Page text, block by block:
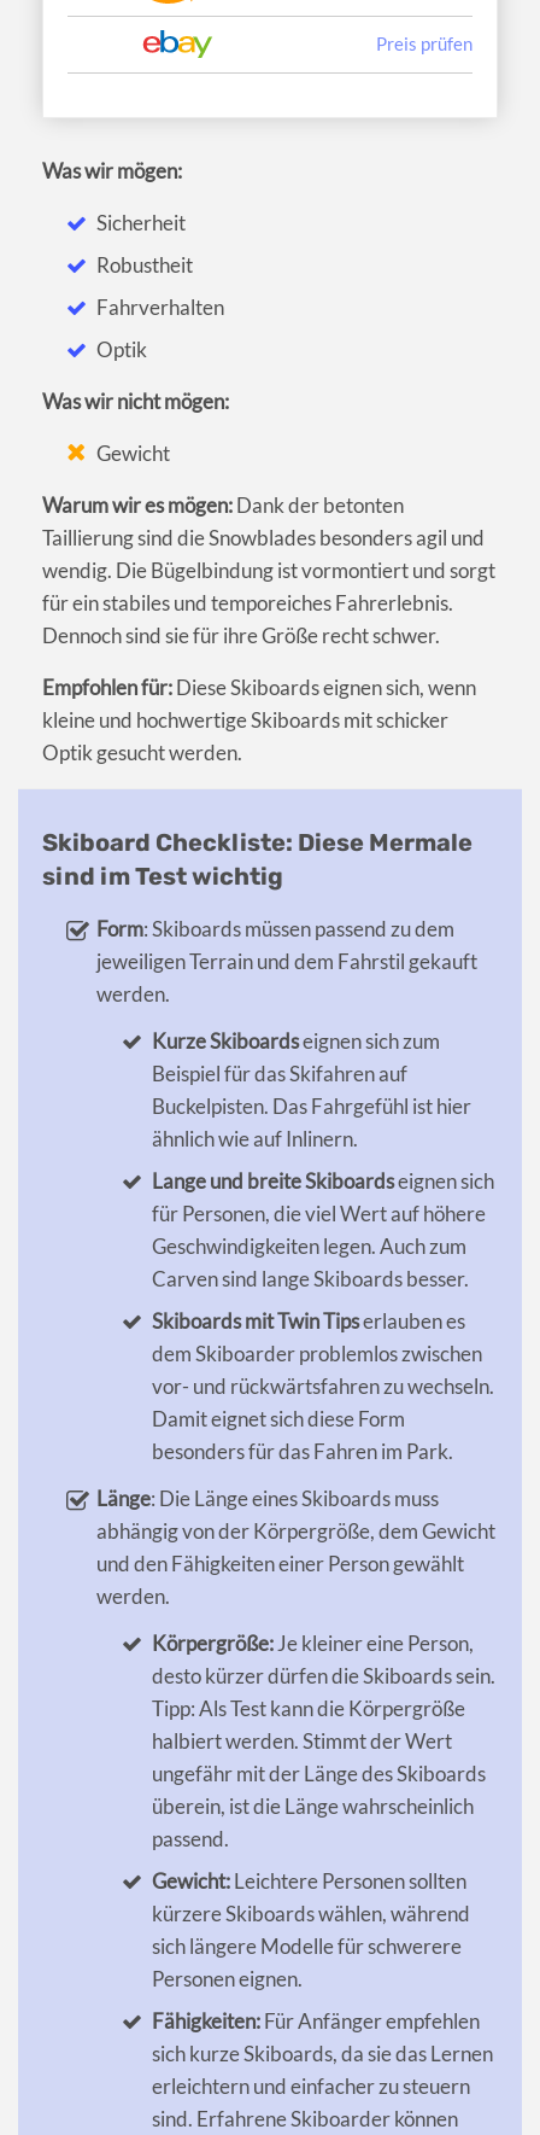
Preis prüfen
Was wir mögen:
Sicherheit
Robustheit
Fahrverhalten
Optik
Was wir nicht mögen:
Gewicht
Warum wir es mögen:Dank der betonten
Taillierung sind die Snowblades besonders agil und
wendig. Die Bügelbindung ist vormontiert und sorgt
für ein stabiles und temporeiches Fahrerlebnis.
Dennoch sind sie für ihre Größe recht schwer.
Empfohlen für:Diese Skiboards eignen sich, wenn
kleine und hochwertige Skiboards mit schicker
Optik gesucht werden.
Skiboard Checkliste: Diese Mermale
sind im Test wichtig
Form: Skiboards müssen passend zu dem
jeweiligen Terrain und dem Fahrstil gekauft
werden.
Kurze Skiboardseignen sich zum
Beispiel für das Skifahren auf
Buckelpisten. Das Fahrgefühl ist hier
ähnlich wie auf Inlinern.
Lange und breite Skiboardseignen sich
für Personen, die viel Wert auf höhere
Geschwindigkeiten legen. Auch zum
Carven sind lange Skiboards besser.
Skiboards mit Twin Tipserlauben es
dem Skiboarder problemlos zwischen
vor- und rückwärtsfahren zu wechseln.
Damit eignet sich diese Form
besonders für das Fahren im Park.
Länge: Die Länge eines Skiboards muss
abhängig von der Körpergröße, dem Gewicht
und den Fähigkeiten einer Person gewählt
werden.
Körpergröße:Je kleiner eine Person,
desto kürzer dürfen die Skiboards sein.
Tipp: Als Test kann die Körpergröße
halbiert werden. Stimmt der Wert
ungefähr mit der Länge des Skiboards
überein, ist die Länge wahrscheinlich
passend.
Gewicht:Leichtere Personen sollten
kürzere Skiboards wählen, während
sich längere Modelle für schwerere
Personen eignen.
Fähigkeiten:Für Anfänger empfehlen
sich kurze Skiboards, da sie das Lernen
erleichtern und einfacher zu steuern
sind. Erfahrene Skiboarder können